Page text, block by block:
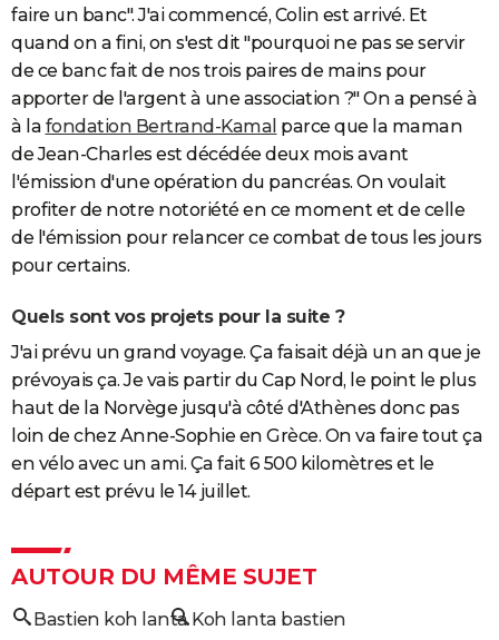
faire un banc". J'ai commencé, Colin est arrivé. Et
quand on a fini, on s'est dit "pourquoi ne pas se servir
de ce banc fait de nos trois paires de mains pour
apporter de l'argent à une association ?" On a pensé à
à la fondation Bertrand-Kamal parce que la maman
de Jean-Charles est décédée deux mois avant
l'émission d'une opération du pancréas. On voulait
profiter de notre notoriété en ce moment et de celle
de l'émission pour relancer ce combat de tous les jours
pour certains.
Quels sont vos projets pour la suite ?
J'ai prévu un grand voyage. Ça faisait déjà un an que je
prévoyais ça. Je vais partir du Cap Nord, le point le plus
haut de la Norvège jusqu'à côté d'Athènes donc pas
loin de chez Anne-Sophie en Grèce. On va faire tout ça
en vélo avec un ami. Ça fait 6 500 kilomètres et le
départ est prévu le 14 juillet.
AUTOUR DU MÊME SUJET
Bastien koh lanta Koh lanta bastien